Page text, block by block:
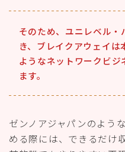
そのため、ユニレベル・
き、ブレイクアウェイは
ようなネットワークビジ
ます。
ゼンノアジャパンのよう
める際には、できるだけ